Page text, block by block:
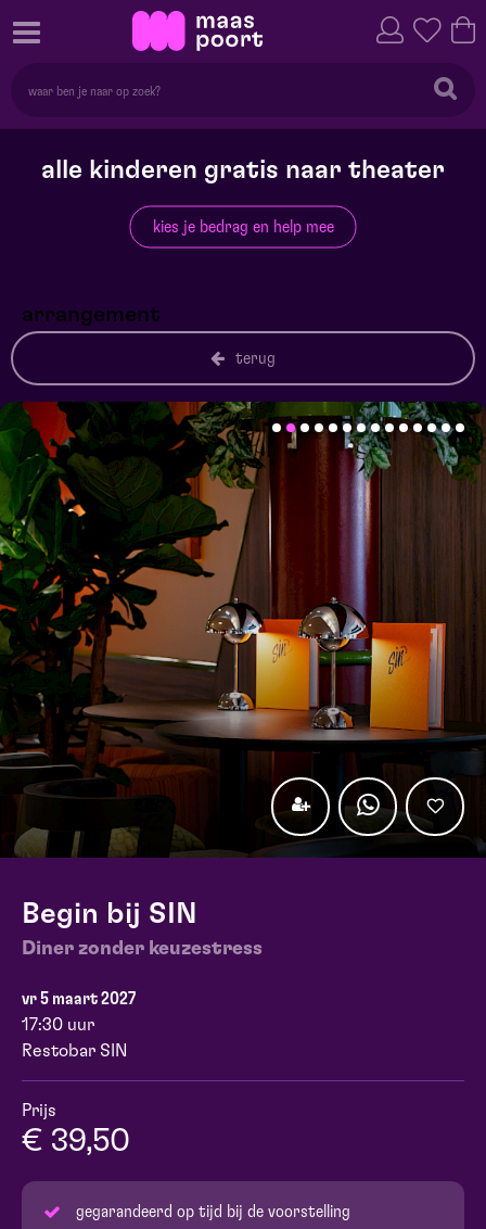
alle kinderen gratis naar theater
kies je bedrag en help mee
arrangement
terug
Begin bij SIN
Diner zonder keuzestress
vr 5 maart 2027
17:30 uur
Restobar SIN
Prijs
€ 39,50
gegarandeerd op tijd bij de voorstelling